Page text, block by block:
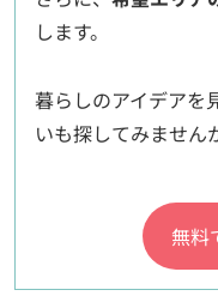
します。
暮らしのアイデアを
いも探してみません
無料